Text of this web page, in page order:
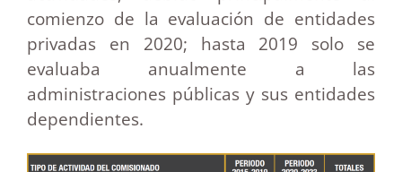
comienzo de la evaluación de entidades
privadas en 2020; hasta 2019 solo se
evaluaba anualmente a las
administraciones públicas y sus entidades
dependientes.